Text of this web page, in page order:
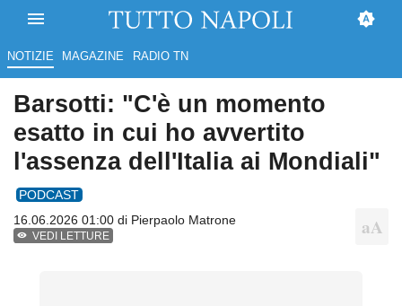
NOTIZIE MAGAZINE RADIO TN
Barsotti: "C'è un momento
esatto in cui ho avvertito
l'assenza dell'Italia ai Mondiali"
PODCAST
16.06.2026 01:00 di Pierpaolo Matrone
VEDI LETTURE